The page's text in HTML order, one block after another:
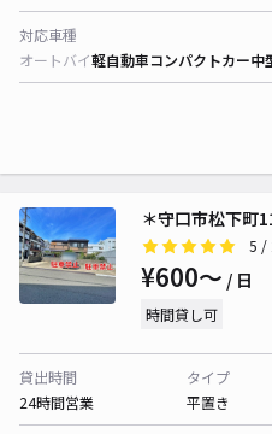
対応車種
オートバイ軽自動車コンパクトカー中
＊守口市松下町
5 /
¥600〜 / 日
時間貸し可
貸出時間
24時間営業
タイプ
平置き